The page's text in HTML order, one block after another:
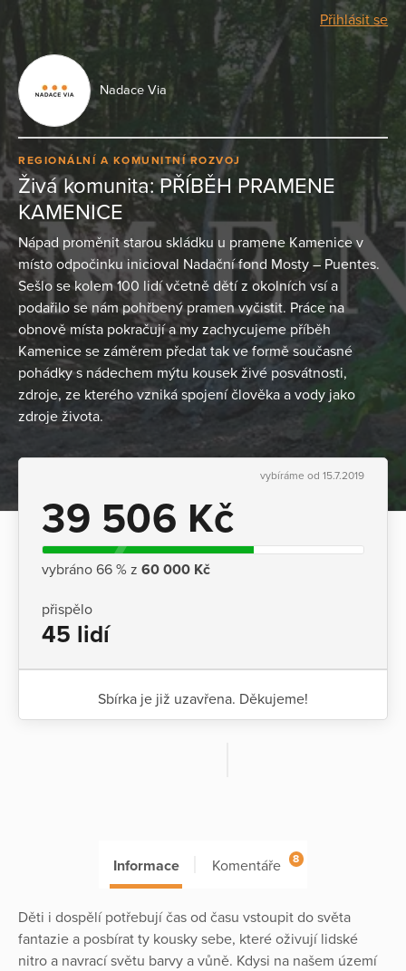
Přihlásit se
Nadace Via
REGIONÁLNÍ A KOMUNITNÍ ROZVOJ
Živá komunita: PŘÍBĚH PRAMENE
KAMENICE
Nápad proměnit starou skládku u pramene Kamenice v
místo odpočinku inicioval Nadační fond Mosty – Puentes.
Sešlo se kolem 100 lidí včetně dětí z okolních vsí a
podařilo se nám pohřbený pramen vyčistit. Práce na
obnově místa pokračují a my zachycujeme příběh
Kamenice se záměrem předat tak ve formě současné
pohádky s nádechem mýtu kousek živé posvátnosti,
zdroje, ze kterého vzniká spojení člověka a vody jako
zdroje života.
vybíráme od 15.7.2019
39 506 Kč
vybráno 66 % z 60 000 Kč
přispělo
45 lidí
Sbírka je již uzavřena. Děkujeme!
Informace Komentáře 8
Děti i dospělí potřebují čas od času vstoupit do světa
fantazie a posbírat ty kousky sebe, které oživují lidské
nitro a navrací světu barvy a vůně. Kdysi na našem území